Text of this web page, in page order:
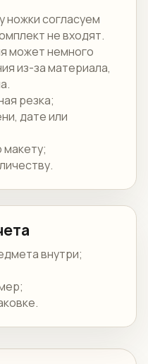
ножки согласуем
не входят.
может немного
из-за материала,
резка;
дате или
макету;
внутри;